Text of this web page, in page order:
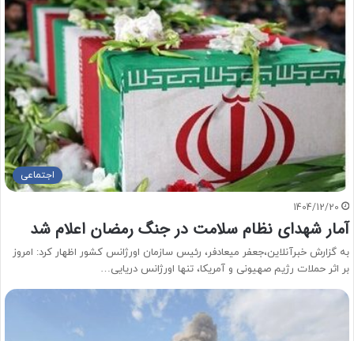
اجتماعی
1404/12/20
آمار شهدای نظام سلامت در جنگ رمضان اعلام شد
به گزارش خبرآنلاین،جعفر میعادفر، رئیس سازمان اورژانس کشور اظهار کرد: امروز
بر اثر حملات رژیم صهیونی و آمریکا، تنها اورژانس دریایی…